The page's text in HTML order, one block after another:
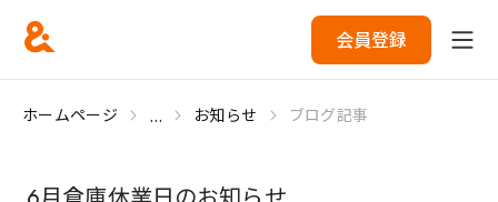
会員登録
ホームページ ... お知らせ ブログ記事